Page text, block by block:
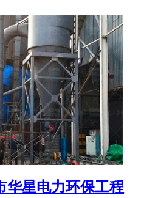
华星电力环保工程